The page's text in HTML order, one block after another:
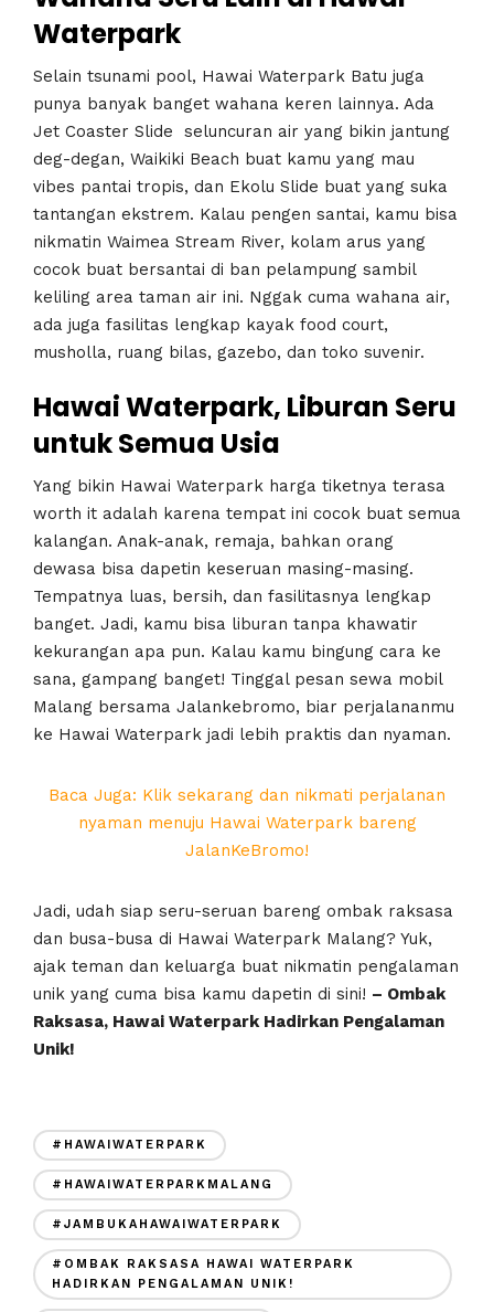
Waterpark
Selain tsunami pool, Hawai Waterpark Batu juga
punya banyak banget wahana keren lainnya. Ada
Jet Coaster Slide seluncuran air yang bikin jantung
deg-degan, Waikiki Beach buat kamu yang mau
vibes pantai tropis, dan Ekolu Slide buat yang suka
tantangan ekstrem. Kalau pengen santai, kamu bisa
nikmatin Waimea Stream River, kolam arus yang
cocok buat bersantai di ban pelampung sambil
keliling area taman air ini. Nggak cuma wahana air,
ada juga fasilitas lengkap kayak food court,
musholla, ruang bilas, gazebo, dan toko suvenir.
Hawai Waterpark, Liburan Seru
untuk Semua Usia
Yang bikin Hawai Waterpark harga tiketnya terasa
worth it adalah karena tempat ini cocok buat semua
kalangan. Anak-anak, remaja, bahkan orang
dewasa bisa dapetin keseruan masing-masing.
Tempatnya luas, bersih, dan fasilitasnya lengkap
banget. Jadi, kamu bisa liburan tanpa khawatir
kekurangan apa pun. Kalau kamu bingung cara ke
sana, gampang banget! Tinggal pesan sewa mobil
Malang bersama Jalankebromo, biar perjalananmu
ke Hawai Waterpark jadi lebih praktis dan nyaman.
Baca Juga: Klik sekarang dan nikmati perjalanan
nyaman menuju Hawai Waterpark bareng
JalanKeBromo!
Jadi, udah siap seru-seruan bareng ombak raksasa
dan busa-busa di Hawai Waterpark Malang? Yuk,
ajak teman dan keluarga buat nikmatin pengalaman
unik yang cuma bisa kamu dapetin di sini! – Ombak
Raksasa, Hawai Waterpark Hadirkan Pengalaman
Unik!
#HAWAIWATERPARK
#HAWAIWATERPARKMALANG
#JAMBUKAHAWAIWATERPARK
#OMBAK RAKSASA HAWAI WATERPARK
HADIRKAN PENGALAMAN UNIK!